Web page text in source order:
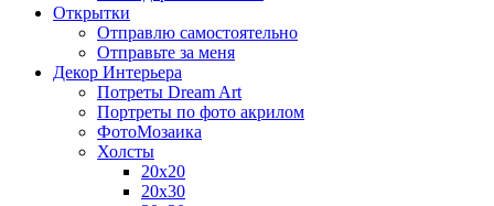
Открытки
Отправлю самостоятельно
Отправьте за меня
Декор Интерьера
Потреты Dream Art
Портреты по фото акрилом
ФотоМозаика
Холсты
20х20
20х30